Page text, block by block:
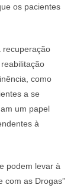
os pacientes
recuperação
como
a se
um papel
à
podem levar à
com as Drogas”